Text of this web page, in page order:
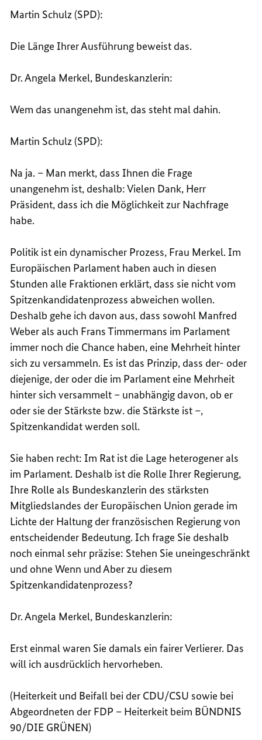
Martin Schulz (SPD):
Die Länge Ihrer Ausführung beweist das.
Dr. Angela Merkel, Bundeskanzlerin:
Wem das unangenehm ist, das steht mal dahin.
Martin Schulz (SPD):
Na ja. – Man merkt, dass Ihnen die Frage
unangenehm ist, deshalb: Vielen Dank, Herr
Präsident, dass ich die Möglichkeit zur Nachfrage
habe.
Politik ist ein dynamischer Prozess, Frau Merkel. Im
Europäischen Parlament haben auch in diesen
Stunden alle Fraktionen erklärt, dass sie nicht vom
Spitzenkandidatenprozess abweichen wollen.
Deshalb gehe ich davon aus, dass sowohl Manfred
Weber als auch Frans Timmermans im Parlament
immer noch die Chance haben, eine Mehrheit hinter
sich zu versammeln. Es ist das Prinzip, dass der- oder
diejenige, der oder die im Parlament eine Mehrheit
hinter sich versammelt – unabhängig davon, ob er
oder sie der Stärkste bzw. die Stärkste ist –,
Spitzenkandidat werden soll.
Sie haben recht: Im Rat ist die Lage heterogener als
im Parlament. Deshalb ist die Rolle Ihrer Regierung,
Ihre Rolle als Bundeskanzlerin des stärksten
Mitgliedslandes der Europäischen Union gerade im
Lichte der Haltung der französischen Regierung von
entscheidender Bedeutung. Ich frage Sie deshalb
noch einmal sehr präzise: Stehen Sie uneingeschränkt
und ohne Wenn und Aber zu diesem
Spitzenkandidatenprozess?
Dr. Angela Merkel, Bundeskanzlerin:
Erst einmal waren Sie damals ein fairer Verlierer. Das
will ich ausdrücklich hervorheben.
(Heiterkeit und Beifall bei der CDU/CSU sowie bei
Abgeordneten der FDP – Heiterkeit beim BÜNDNIS
90/DIE GRÜNEN)